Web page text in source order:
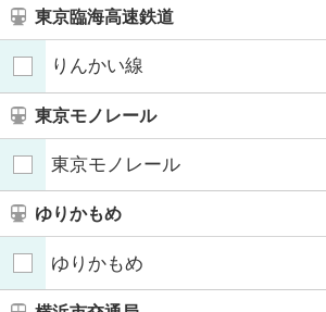
東京臨海高速鉄道
りんかい線
東京モノレール
東京モノレール
ゆりかもめ
ゆりかもめ